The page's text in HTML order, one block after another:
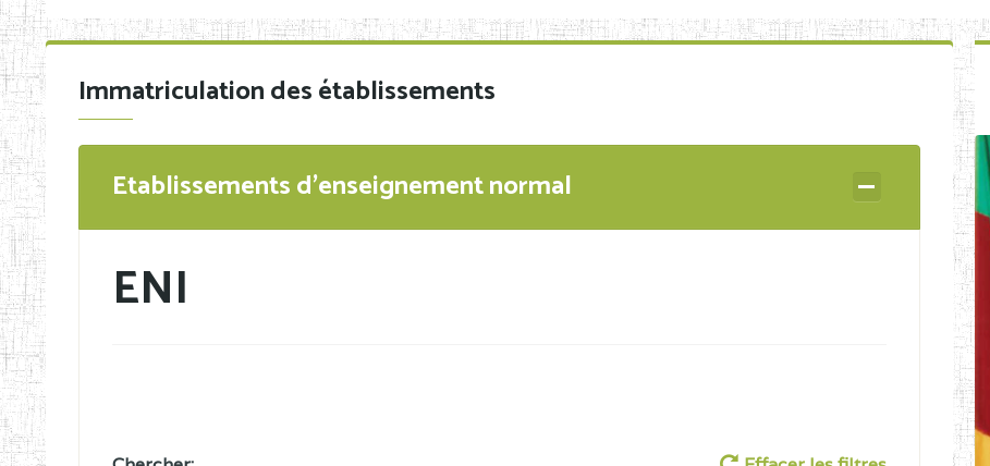
Inspection Générale des Enseignements
Organigramme
Diplômes disponibles
Immatriculation des établissements
Etablissements d'enseignement normal
ENI